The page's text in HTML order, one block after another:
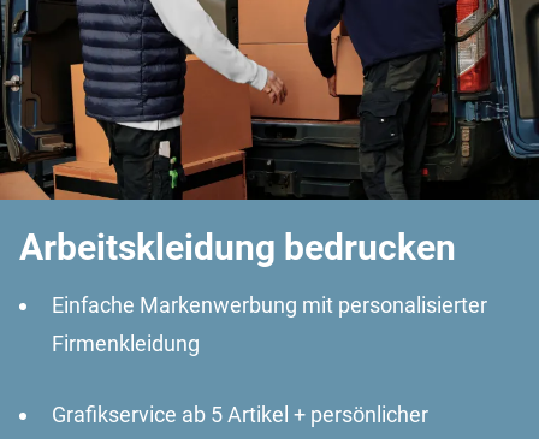
Arbeitskleidung bedrucken
Einfache Markenwerbung mit personalisierter
Firmenkleidung
Grafikservice ab 5 Artikel + persönlicher